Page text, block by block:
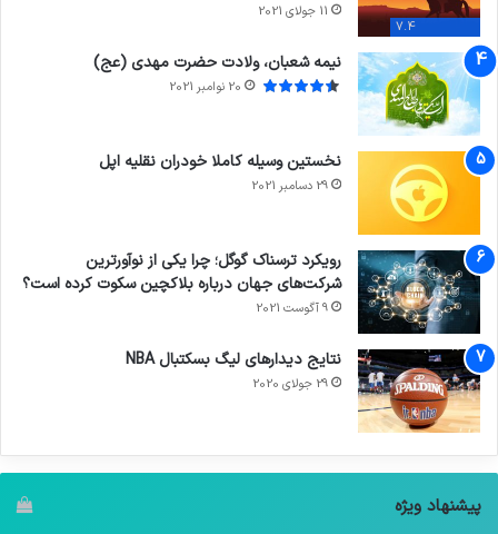
7.4
11 جولای 2021
نیمه شعبان، ولادت حضرت مهدی (عج)
20 نوامبر 2021
نخستین وسیله کاملا خودران نقلیه اپل
29 دسامبر 2021
رویکرد ترسناک گوگل؛ چرا یکی از نوآورترین
شرکت‌های جهان درباره بلاکچین سکوت کرده است؟
9 آگوست 2021
نتایج دیدار‌های لیگ بسکتبال NBA
29 جولای 2020
پیشنهاد ویژه